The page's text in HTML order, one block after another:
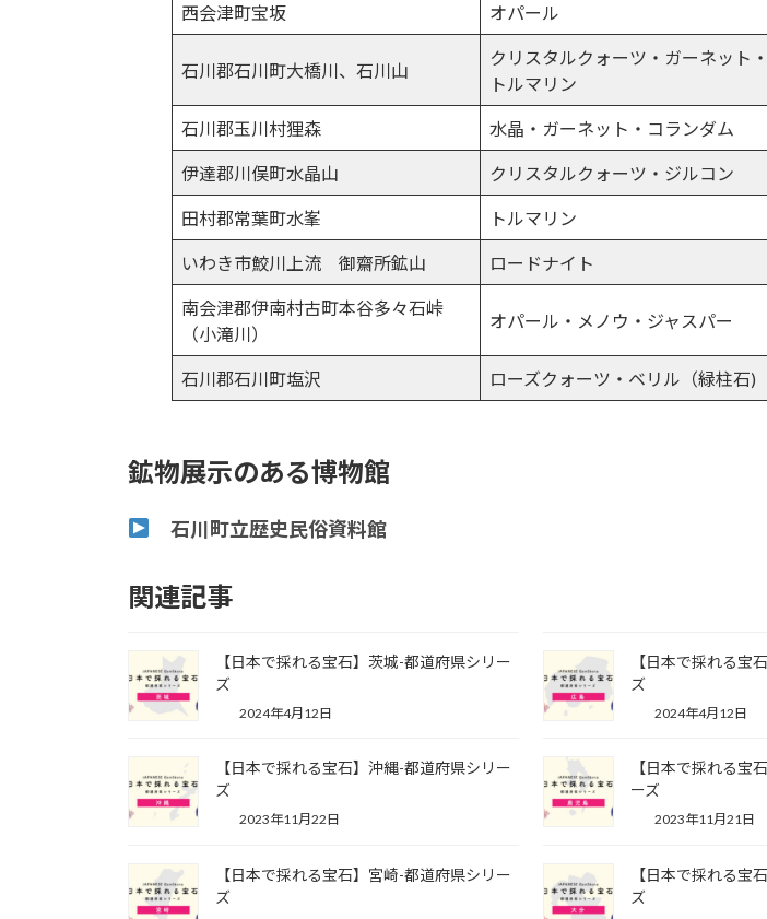
西会津町宝坂 オパール
石川郡石川町大橋川、石川山
クリスタルクォーツ・ガーネット
トルマリン
石川郡玉川村狸森 水晶・ガーネット・コランダム
伊達郡川俣町水晶山 クリスタルクォーツ・ジルコン
田村郡常葉町水峯 トルマリン
いわき市鮫川上流 御齋所鉱山 ロードナイト
南会津郡伊南村古町本谷多々石峠
（小滝川）
オパール・メノウ・ジャスパー
石川郡石川町塩沢 ローズクォーツ・ベリル（緑柱石)
鉱物展示のある博物館
石川町立歴史民俗資料館
関連記事
【日本で採れる宝石】茨城-都道府県シリー
ズ
2024年4月12日
【日本で採れる宝
ズ
2024年4月12日
【日本で採れる宝石】沖縄-都道府県シリー
ズ
2023年11月22日
【日本で採れる宝
ーズ
2023年11月21日
【日本で採れる宝石】宮崎-都道府県シリー
ズ
【日本で採れる宝
ズ